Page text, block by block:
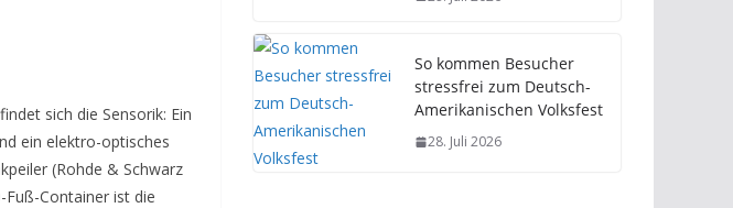
sich die Sensorik: Ein
ein elektro-optisches
(Rohde & Schwarz
Container ist die
So kommen Besucher
stressfrei zum Deutsch-
Amerikanischen Volksfest
28. Juli 2026